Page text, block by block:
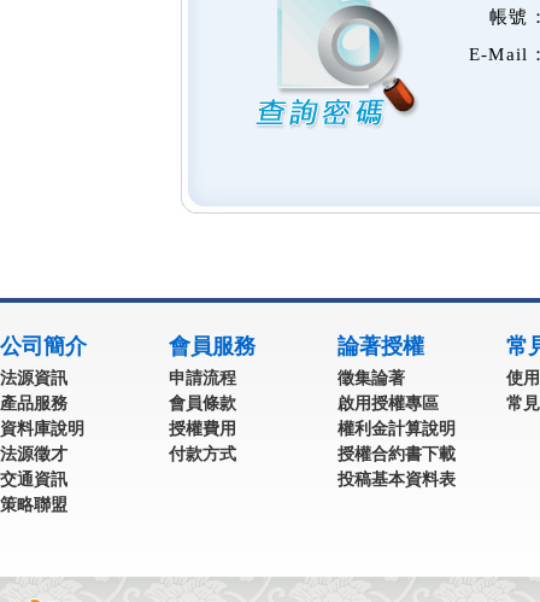
帳號
E-Mail
公司簡介
法源資訊
產品服務
資料庫說明
法源徵才
交通資訊
策略聯盟
會員服務
申請流程
會員條款
授權費用
付款方式
論著授權
徵集論著
啟用授權專區
權利金計算說明
授權合約書下載
投稿基本資料表
常
使
常